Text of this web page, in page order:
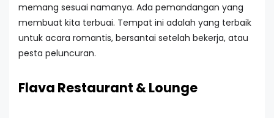
memang sesuai namanya. Ada pemandangan yang
membuat kita terbuai. Tempat ini adalah yang terbaik
untuk acara romantis, bersantai setelah bekerja, atau
pesta peluncuran.
Flava Restaurant & Lounge